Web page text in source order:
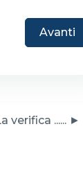
Avanti
verifica ...... ►